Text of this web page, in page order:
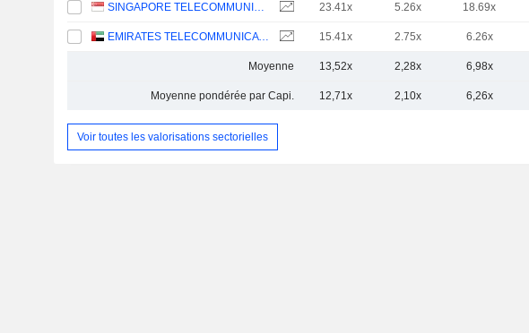
SINGAPORE TELECOMMUNICATIONS LIMITED 23.41x 5.26x 18.69x
EMIRATES TELECOMMUNICATIONS GROUP COMPANY 15.41x 2.75x 6.26x
Moyenne 13,52x 2,28x 6,98x
Moyenne pondérée par Capi. 12,71x 2,10x 6,26x
Voir toutes les valorisations sectorielles